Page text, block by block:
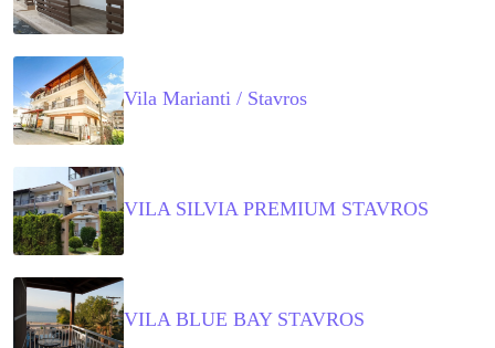
Vila Marianti / Stavros
VILA SILVIA PREMIUM STAVROS
VILA BLUE BAY STAVROS